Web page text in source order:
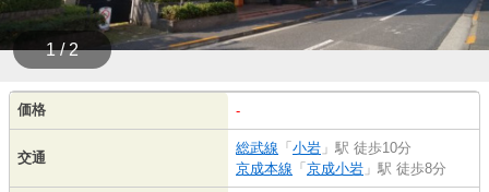
1 / 2
価格 -
交通
総武線 「 小岩 」駅 徒歩10分
京成本線 「 京成小岩 」駅 徒歩8分